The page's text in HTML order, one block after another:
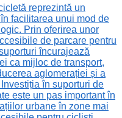
reprezintă un
facilitarea unui mod de
Prin oferirea unor
de parcare pentru
încurajează
ca mijloc de transport,
aglomerației și a
în suporturi de
este un pas important în
urbane în zone mai